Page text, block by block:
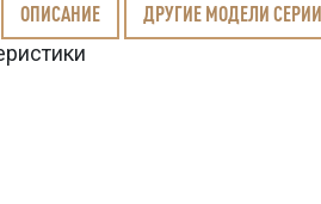
ОПИСАНИЕ ДРУГИЕ МОДЕЛИ СЕРИИ